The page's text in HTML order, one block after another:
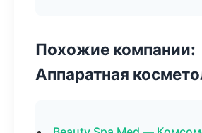
Похожие компании:
Аппаратная